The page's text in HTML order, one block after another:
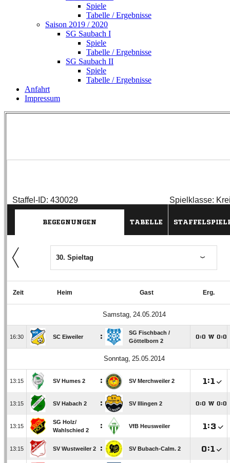
Spiele
Tabelle / Ergebnisse
Saison 2019 / 2020
SG Saubach I
Spiele
Tabelle / Ergebnisse
SG Saubach II
Spiele
Tabelle / Ergebnisse
Anfahrt
Impressum